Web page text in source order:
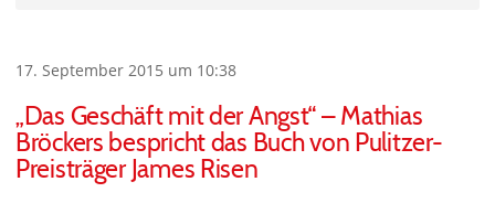
17. September 2015 um 10:38
„Das Geschäft mit der Angst“ – Mathias
Bröckers bespricht das Buch von Pulitzer-
Preisträger James Risen